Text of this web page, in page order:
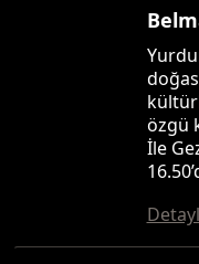
özgü
İle